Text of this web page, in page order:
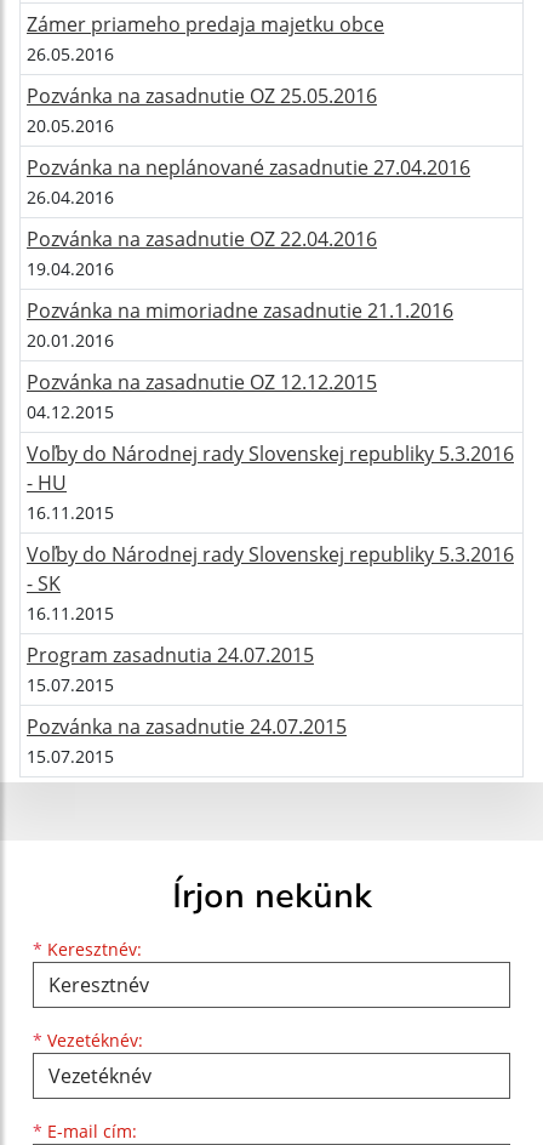
Zámer priameho predaja majetku obce
26.05.2016
Pozvánka na zasadnutie OZ 25.05.2016
20.05.2016
Pozvánka na neplánované zasadnutie 27.04.2016
26.04.2016
Pozvánka na zasadnutie OZ 22.04.2016
19.04.2016
Pozvánka na mimoriadne zasadnutie 21.1.2016
20.01.2016
Pozvánka na zasadnutie OZ 12.12.2015
04.12.2015
Voľby do Národnej rady Slovenskej republiky 5.3.2016
- HU
16.11.2015
Voľby do Národnej rady Slovenskej republiky 5.3.2016
- SK
16.11.2015
Program zasadnutia 24.07.2015
15.07.2015
Pozvánka na zasadnutie 24.07.2015
15.07.2015
Írjon nekünk
* Keresztnév:
Keresztnév
* Vezetéknév:
Vezetéknév
* E-mail cím:
E-mail cím